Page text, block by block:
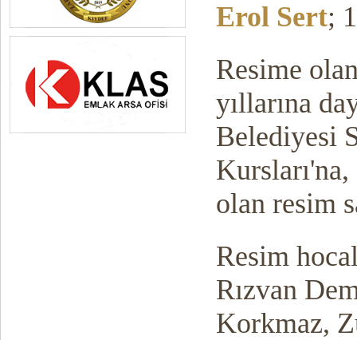
Erol Sert;
Resime
yıllarına
Belediyesi
olan resim
Resim
Rızvan
Korkmaz,